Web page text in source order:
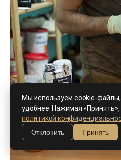
Мы используем cookie-
удобнее. Нажимая
политикой
Отклонить
Принять